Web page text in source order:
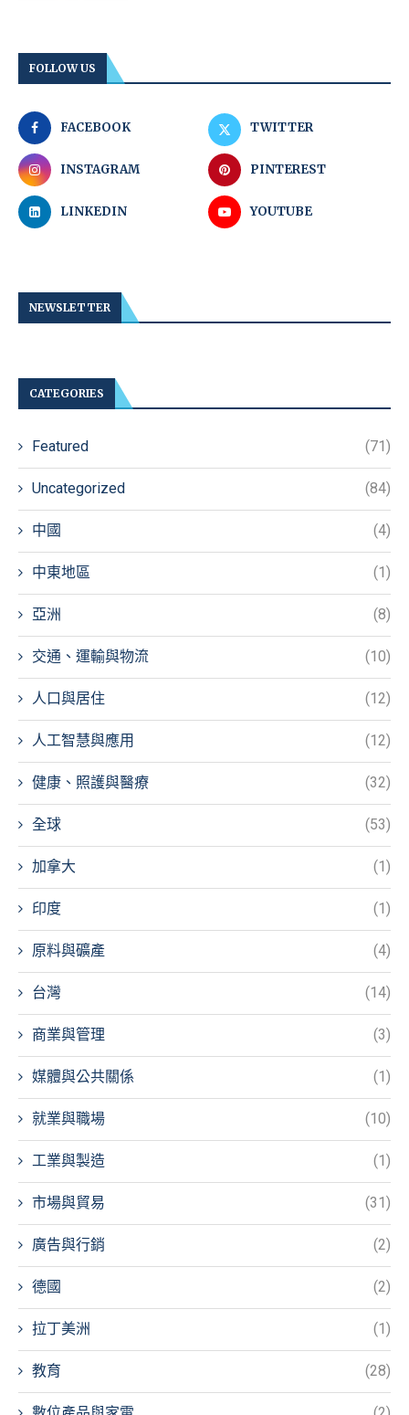
FOLLOW US
FACEBOOK TWITTER
INSTAGRAM PINTEREST
LINKEDIN YOUTUBE
NEWSLETTER
CATEGORIES
Featured (71)
Uncategorized (84)
中國 (4)
中東地區 (1)
亞洲 (8)
交通、運輸與物流 (10)
人口與居住 (12)
人工智慧與應用 (12)
健康、照護與醫療 (32)
全球 (53)
加拿大 (1)
印度 (1)
原料與礦產 (4)
台灣 (14)
商業與管理 (3)
媒體與公共關係 (1)
就業與職場 (10)
工業與製造 (1)
市場與貿易 (31)
廣告與行銷 (2)
德國 (2)
拉丁美洲 (1)
教育 (28)